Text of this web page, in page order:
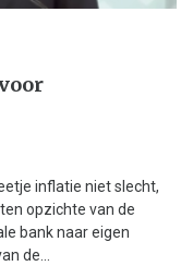
inflatie niet slecht,
opzichte van de
bank naar eigen
de...